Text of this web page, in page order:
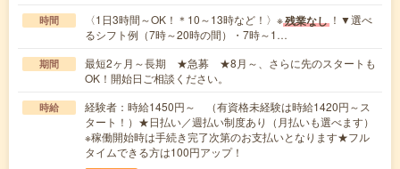
時間 〈1日3時間～OK！＊10～13時など！〉※残業なし ！▼選べ
るシフト例（7時～20時の間）・7時～1…
期間
最短2ヶ月～長期 ★急募 ★8月～、さらに先のスタートも
OK！開始日ご相談ください。
時給
経験者：時給1450円～ （有資格未経験は時給1420円～ス
タート！）★日払い／週払い制度あり（月払いも選べます）
※稼働開始時は手続き完了次第のお支払いとなります★フル
タイムできる方は100円アップ！